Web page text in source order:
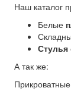
Наш каталог
Белые
Стулья
А так же: